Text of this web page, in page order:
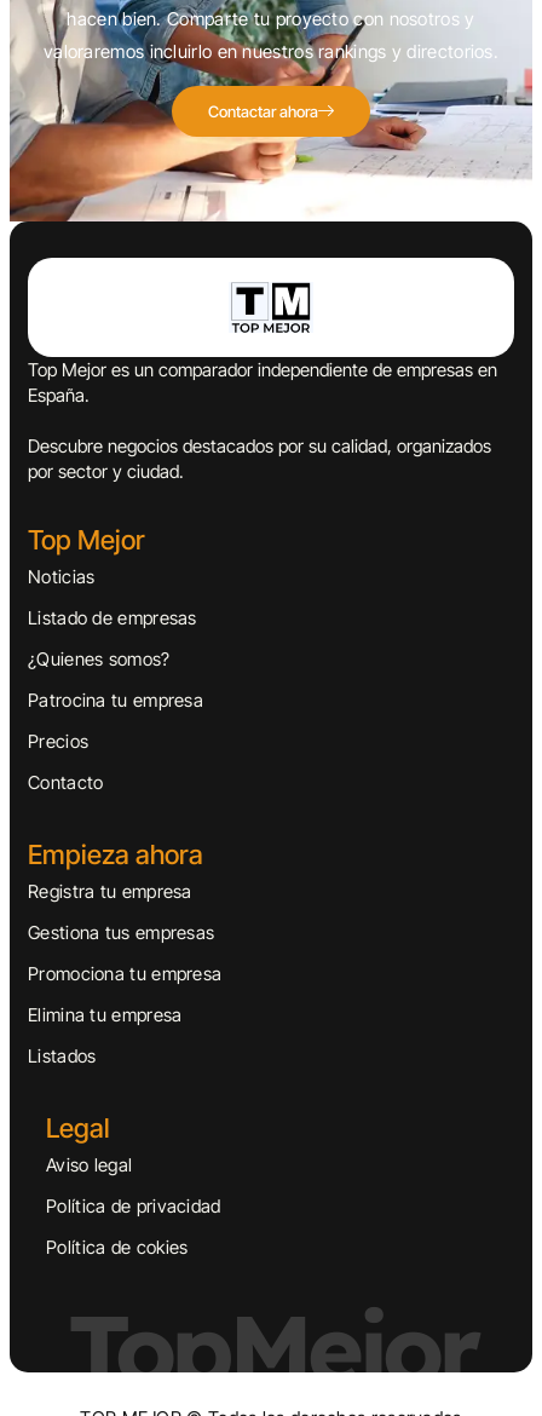
hacen bien. Comparte tu proyecto con nosotros y
valoraremos incluirlo en nuestros rankings y directorios.
Contactar ahora
Top Mejor es un comparador independiente de empresas en
España.
Descubre negocios destacados por su calidad, organizados
por sector y ciudad.
Top Mejor
Noticias
Listado de empresas
¿Quienes somos?
Patrocina tu empresa
Precios
Contacto
Empieza ahora
Registra tu empresa
Gestiona tus empresas
Promociona tu empresa
Elimina tu empresa
Listados
Legal
Aviso legal
Política de privacidad
Política de cokies
TopMejor